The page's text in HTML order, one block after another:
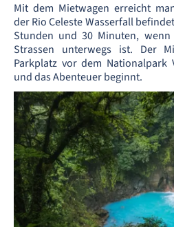
Mit dem Mietwagen erreicht
der Rio Celeste Wasserfall
Stunden und 30 Minuten,
Strassen unterwegs ist. Der
Parkplatz vor dem Nationalpark
und das Abenteuer beginnt.